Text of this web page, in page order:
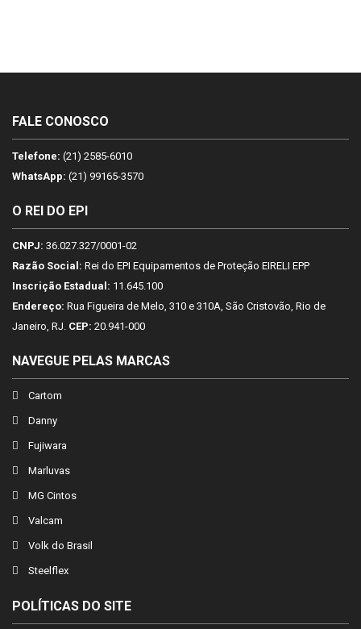
FALE CONOSCO
Telefone: (21) 2585-6010
WhatsApp: (21) 99165-3570
O REI DO EPI
CNPJ: 36.027.327/0001-02
Razão Social: Rei do EPI Equipamentos de Proteção EIRELI EPP
Inscrição Estadual: 11.645.100
Endereço: Rua Figueira de Melo, 310 e 310A, São Cristovão, Rio de
Janeiro, RJ. CEP: 20.941-000
NAVEGUE PELAS MARCAS
Cartom
Danny
Fujiwara
Marluvas
MG Cintos
Valcam
Volk do Brasil
Steelflex
POLÍTICAS DO SITE